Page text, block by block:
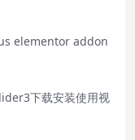
elementor addon
下载安装使用视